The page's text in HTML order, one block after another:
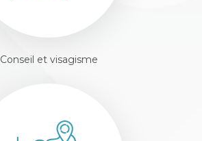
Conseil et visagisme